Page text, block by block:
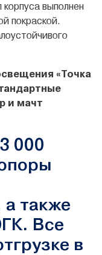
выполнен
покраской.
«Точка
и мачт
000
также
Все
в